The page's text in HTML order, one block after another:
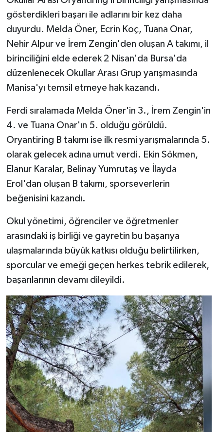
gösterdikleri başarı ile adlarını bir kez daha
duyurdu. Melda Öner, Ecrin Koç, Tuana Onar,
Nehir Alpur ve İrem Zengin'den oluşan A takımı, il
birinciliğini elde ederek 2 Nisan'da Bursa'da
düzenlenecek Okullar Arası Grup yarışmasında
Manisa'yı temsil etmeye hak kazandı.
Ferdi sıralamada Melda Öner'in 3., İrem Zengin'in
4. ve Tuana Onar'ın 5. olduğu görüldü.
Oryantiring B takımı ise ilk resmi yarışmalarında 5.
olarak gelecek adına umut verdi. Ekin Sökmen,
Elanur Karalar, Belinay Yumrutaş ve İlayda
Erol'dan oluşan B takımı, sporseverlerin
beğenisini kazandı.
Okul yönetimi, öğrenciler ve öğretmenler
arasındaki iş birliği ve gayretin bu başarıya
ulaşmalarında büyük katkısı olduğu belirtilirken,
sporcular ve emeği geçen herkes tebrik edilerek,
başarılarının devamı dileyildi.
Etiketler